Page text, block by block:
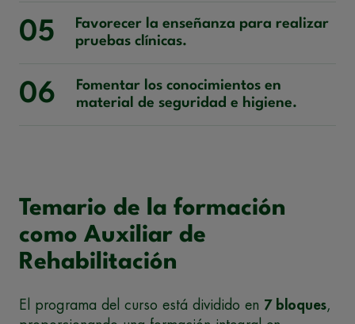
05
Favorecer la enseñanza para realizar
pruebas clínicas.
06
Fomentar los conocimientos en
material de seguridad e higiene.
Temario de la formación
como Auxiliar de
Rehabilitación
El programa del curso está dividido en 7 bloques,